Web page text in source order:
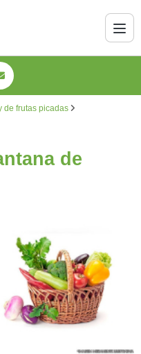
de frutas picadas
de